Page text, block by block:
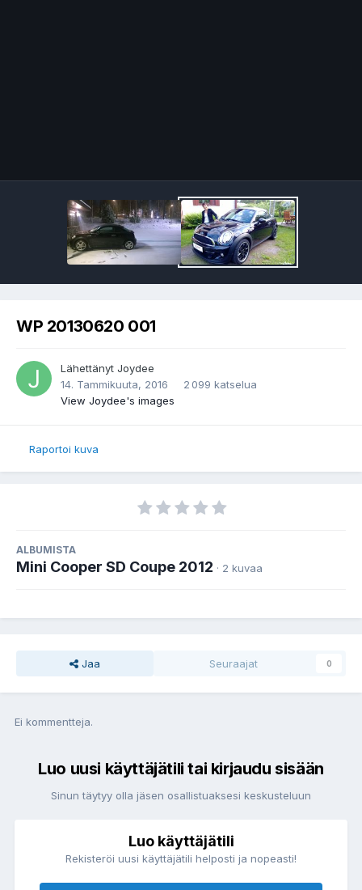
WP 20130620 001
Lähettänyt Joydee
14. Tammikuuta, 2016
2 099 katselua
View Joydee's images
Raportoi kuva
ALBUMISTA
Mini Cooper SD Coupe 2012 · 2 kuvaa
Jaa Seuraajat 0
Ei kommentteja.
Luo uusi käyttäjätili tai kirjaudu sisään
Sinun täytyy olla jäsen osallistuaksesi keskusteluun
Luo käyttäjätili
Rekisteröi uusi käyttäjätili helposti ja nopeasti!